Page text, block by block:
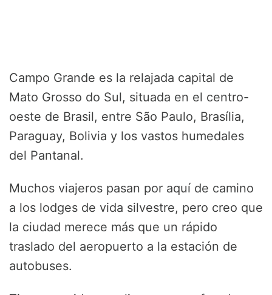
Campo Grande es la relajada capital de
Mato Grosso do Sul, situada en el centro-
oeste de Brasil, entre São Paulo, Brasília,
Paraguay, Bolivia y los vastos humedales
del Pantanal.
Muchos viajeros pasan por aquí de camino
a los lodges de vida silvestre, pero creo que
la ciudad merece más que un rápido
traslado del aeropuerto a la estación de
autobuses.